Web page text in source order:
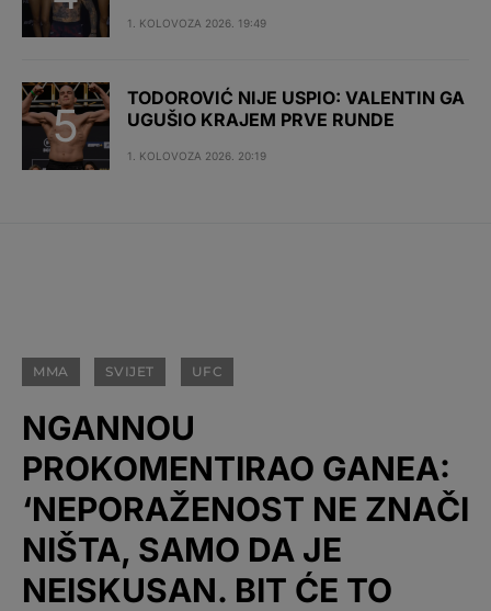
1. KOLOVOZA 2026. 19:49
TODOROVIĆ NIJE USPIO: VALENTIN GA
UGUŠIO KRAJEM PRVE RUNDE
1. KOLOVOZA 2026. 20:19
MMA SVIJET UFC
NGANNOU
PROKOMENTIRAO GANEA:
‘NEPORAŽENOST NE ZNAČI
NIŠTA, SAMO DA JE
NEISKUSAN. BIT ĆE TO